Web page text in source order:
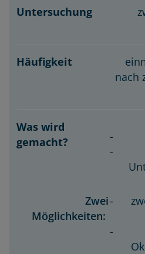
nach
Zwei
Möglichkeiten: